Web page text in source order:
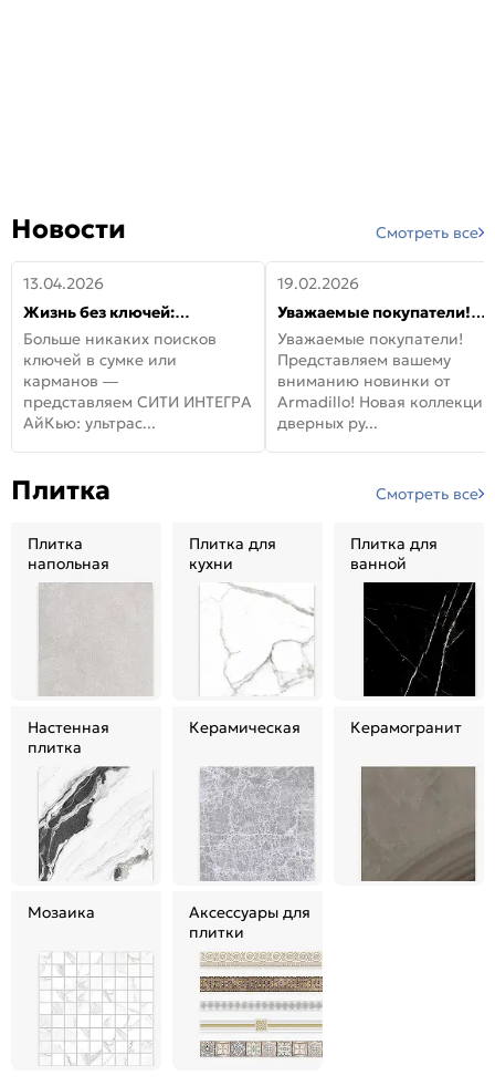
Новости Смотреть все
13.04.2026
Жизнь без ключей:
встречайте новую дверь
СИТИ ИНТЕГРА АйКью!
Больше никаких поисков
ключей в сумке или
карманов —
представляем СИТИ ИНТЕГРА
АйКью: ультрас...
19.02.2026
Уважаемые покупатели!
Представляем вашему
вниманию новинки от
Armadillo!
Уважаемые покупатели!
Представляем вашему
вниманию новинки от
Armadillo! Новая коллекция
дверных ру...
Плитка Смотреть все
Плитка
напольная
Плитка для
кухни
Плитка для
ванной
Настенная
плитка
Керамическая Керамогранит
Мозаика
Аксессуары для
плитки